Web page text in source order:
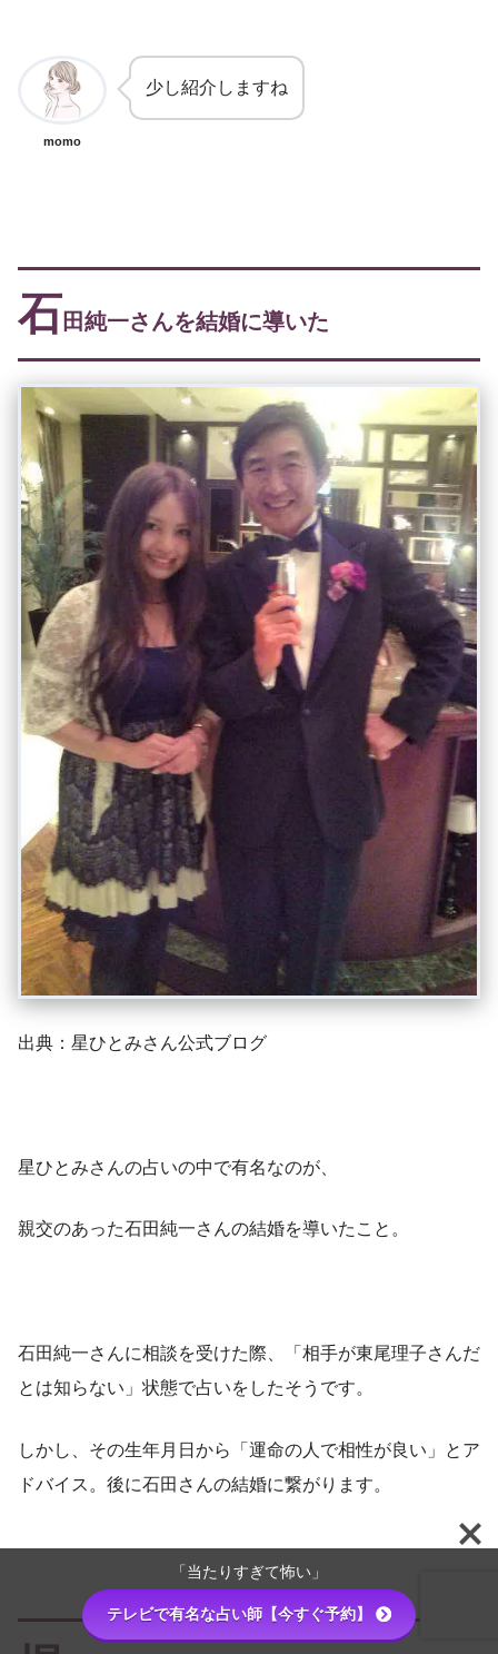
momo
少し紹介しますね
石田純一さんを結婚に導いた
出典：星ひとみさん公式ブログ
星ひとみさんの占いの中で有名なのが、
親交のあった石田純一さんの結婚を導いたこと。
石田純一さんに相談を受けた際、「相手が東尾理子さんだ
とは知らない」状態で占いをしたそうです。
しかし、その生年月日から「運命の人で相性が良い」とア
ドバイス。後に石田さんの結婚に繋がります。
「当たりすぎて怖い」
テレビで有名な占い師【今すぐ予約】